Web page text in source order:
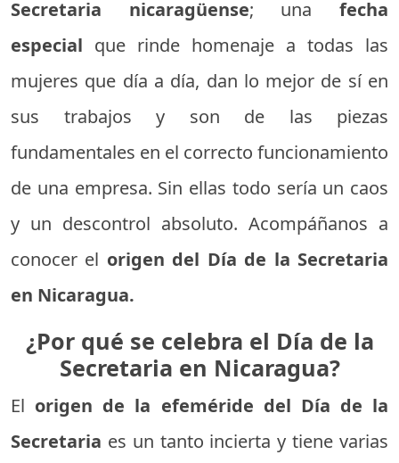
Secretaria nicaragüense; una fecha
especial que rinde homenaje a todas las
mujeres que día a día, dan lo mejor de sí en
sus trabajos y son de las piezas
fundamentales en el correcto funcionamiento
de una empresa. Sin ellas todo sería un caos
y un descontrol absoluto. Acompáñanos a
conocer el origen del Día de la Secretaria
en Nicaragua.
¿Por qué se celebra el Día de la
Secretaria en Nicaragua?
El origen de la efeméride del Día de la
Secretaria es un tanto incierta y tiene varias